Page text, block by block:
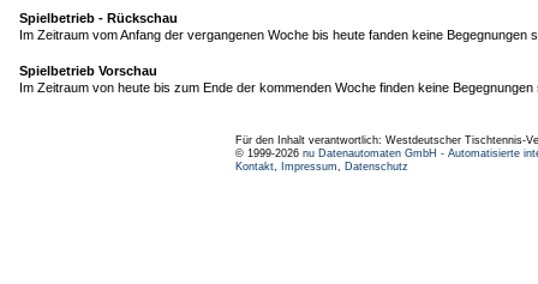
Spielbetrieb - Rückschau
Im Zeitraum vom Anfang der vergangenen Woche bis heute fanden keine Begegnungen
Spielbetrieb Vorschau
Im Zeitraum von heute bis zum Ende der kommenden Woche finden keine Begegnungen
Für den Inhalt verantwortlich: Westdeutscher Tischtennis-
© 1999-2026 nu Datenautomaten GmbH - Automatisierte
Kontakt, Impressum, Datenschutz